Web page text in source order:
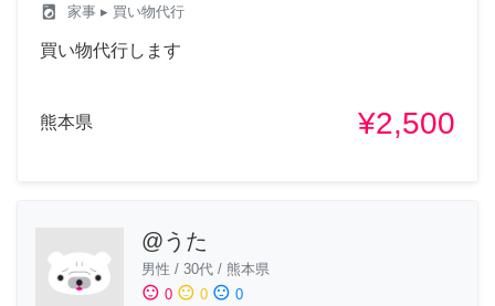
local_laundry_service 家事 ▸ 買い物代行
買い物代行します
熊本県 ¥2,500
@うた
男性 / 30代 / 熊本県
sentiment_satisfied 0 sentiment_neutral 0 sentiment_dissatisfied 0